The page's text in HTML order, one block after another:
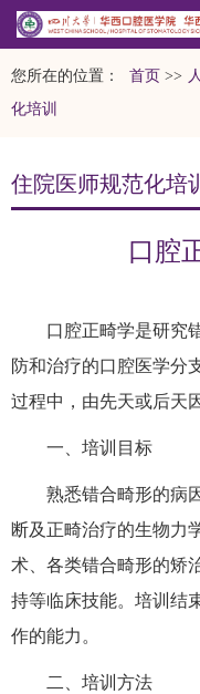
您所在的位置： 首页 >>
化培训
住院医师规范化培
口腔
口腔正畸学是研究错
防和治疗的口腔医学分
过程中，由先天或后天
一、培训目标
熟悉错合畸形的病因
断及正畸治疗的生物力
术、各类错合畸形的矫
持等临床技能。培训结
作的能力。
二、培训方法